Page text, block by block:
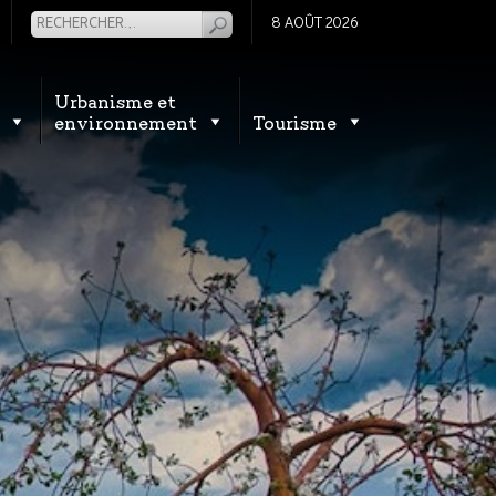
8 AOÛT 2026
Urbanisme et
environnement
Tourisme